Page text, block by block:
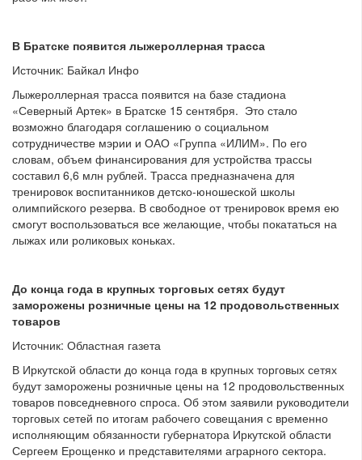
В Братске появится лыжероллерная трасса
Источник: Байкал Инфо
Лыжероллерная трасса появится на базе стадиона
«Северный Артек» в Братске 15 сентября. Это стало
возможно благодаря соглашению о социальном
сотрудничестве мэрии и ОАО «Группа «ИЛИМ». По его
словам, объем финансирования для устройства трассы
составил 6,6 млн рублей. Трасса предназначена для
тренировок воспитанников детско-юношеской школы
олимпийского резерва. В свободное от тренировок время ею
смогут воспользоваться все желающие, чтобы покататься на
лыжах или роликовых коньках.
До конца года в крупных торговых сетях будут
заморожены розничные цены на 12 продовольственных
товаров
Источник: Областная газета
В Иркутской области до конца года в крупных торговых сетях
будут заморожены розничные цены на 12 продовольственных
товаров повседневного спроса. Об этом заявили руководители
торговых сетей по итогам рабочего совещания с временно
исполняющим обязанности губернатора Иркутской области
Сергеем Ерощенко и представителями аграрного сектора.